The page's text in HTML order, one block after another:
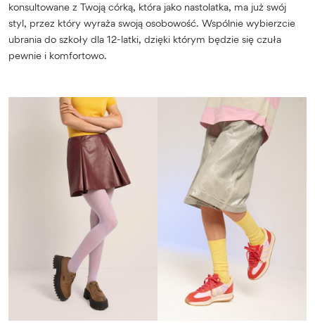
konsultowane z Twoją córką, która jako nastolatka, ma już swój
styl, przez który wyraża swoją osobowość. Wspólnie wybierzcie
ubrania do szkoły dla 12-latki, dzięki którym będzie się czuła
pewnie i komfortowo.